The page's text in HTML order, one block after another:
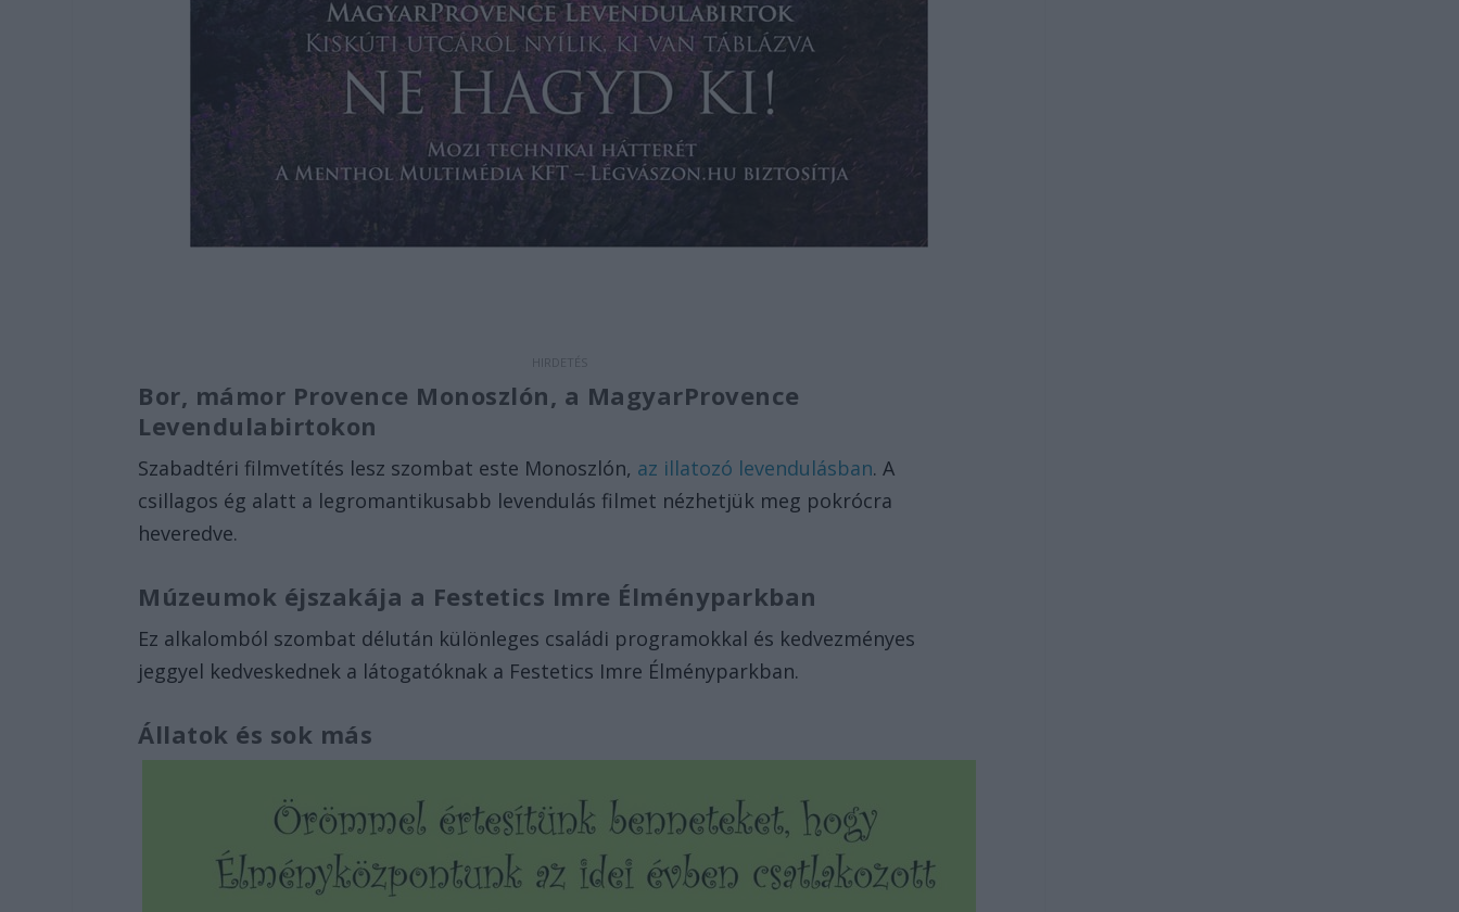
Bor, mámor Provence Monoszlón, a MagyarProvence
Levendulabirtokon
Szabadtéri filmvetítés lesz szombat este Monoszlón, az illatozó levendulásban. A
csillagos ég alatt a legromantikusabb levendulás filmet nézhetjük meg pokrócra
heveredve.
Múzeumok éjszakája a Festetics Imre Élményparkban
Ez alkalomból szombat délután különleges családi programokkal és kedvezményes
jeggyel kedveskednek a látogatóknak a Festetics Imre Élményparkban.
Állatok és sok más